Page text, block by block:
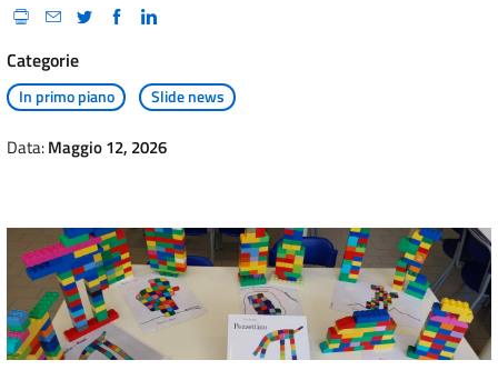
Categorie
In primo piano Slide news
Data:Maggio 12, 2026